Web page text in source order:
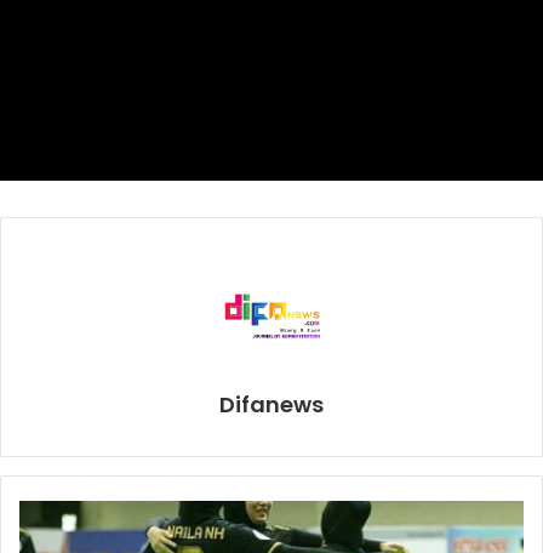
ini dilakukan guna menguatkan kelembagaan penyuluhan
di tingkat kecamatan dan desa.
Saat ini pembangunan sumber daya manusia jadi perhatian
mengandalkan sumber daya alam yang melimpah tanpa
Difanews